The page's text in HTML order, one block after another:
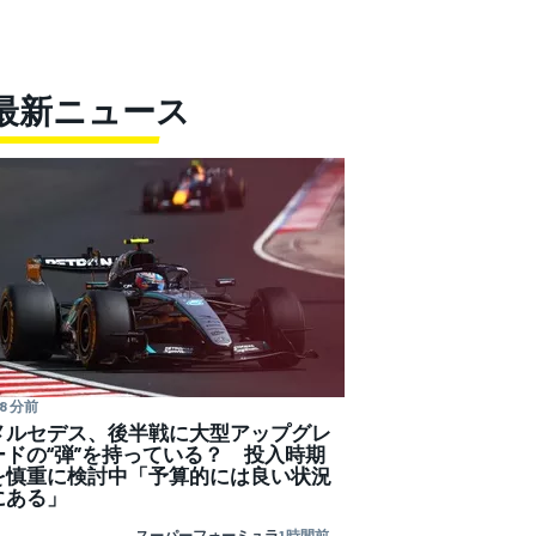
新ニュース
8 分前
ルセデス、後半戦に大型アップグレ
ドの“弾”を持っている？ 投入時期
慎重に検討中「予算的には良い状況
る」